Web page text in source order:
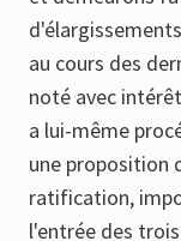
au cours des
noté avec
a lui-même
une proposition
ratification,
l'entrée des